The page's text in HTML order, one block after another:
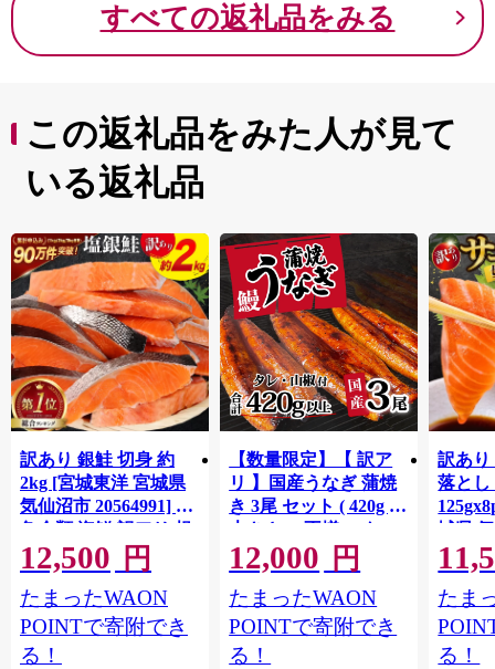
すべての返礼品をみる
この返礼品をみた人が見て
いる返礼品
訳あり 銀鮭 切身 約
2kg [宮城東洋 宮城県
気仙沼市 20564991] 鮭
魚介類 海鮮 訳アリ 規
格外 不揃い さけ サケ
鮭切身 シャケ 切り身
冷凍 家庭用 おかず 弁
当 支援 サーモン 銀鮭
切り身 魚 わけあり
12,500 円
たまったWAON
POINTで寄附でき
る！
【数量限定】【 訳ア
リ 】国産うなぎ 蒲焼
き 3尾 セット ( 420g )
大きさ の不揃い タ
レ・山椒付き ウナギ
鰻 ふぞろい 不揃い う
な重 ひつまぶし 人気
茨城 八千代町 ふるさ
と納税 冷凍 [SF951ya]
12,000 円
たまったWAON
POINTで寄附でき
る！
訳あり
落とし
城県
お刺し
生 生
鮭 銀
介
たま
る！